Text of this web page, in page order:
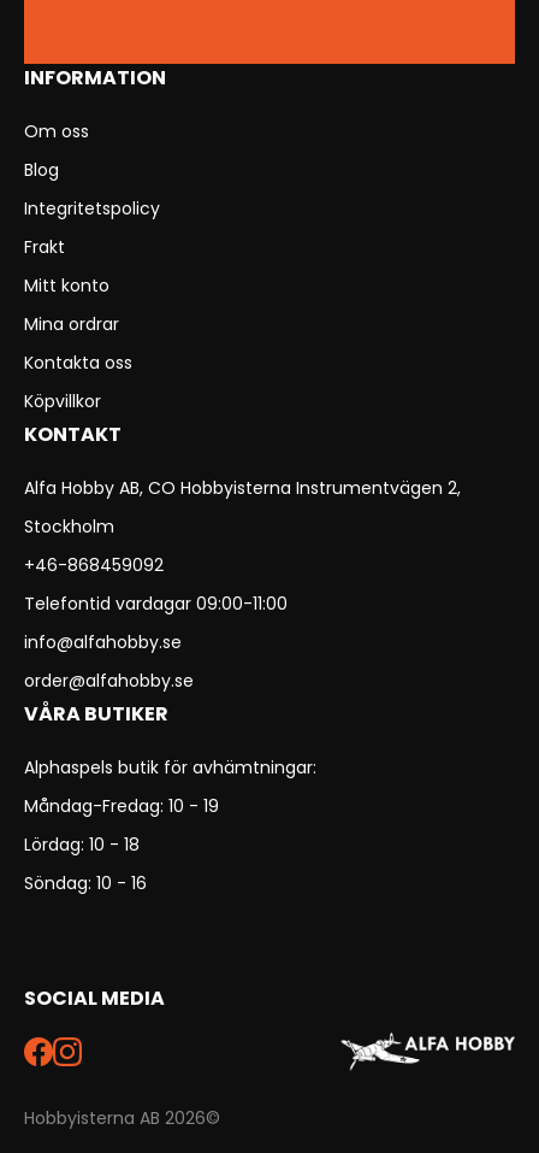
INFORMATION
Om oss
Blog
Integritetspolicy
Frakt
Mitt konto
Mina ordrar
Kontakta oss
Köpvillkor
KONTAKT
Alfa Hobby AB, CO Hobbyisterna Instrumentvägen 2,
Stockholm
+46-868459092
Telefontid vardagar 09:00-11:00
info@alfahobby.se
order@alfahobby.se
VÅRA BUTIKER
Alphaspels butik för avhämtningar:
Måndag-Fredag: 10 - 19
Lördag: 10 - 18
Söndag: 10 - 16
SOCIAL MEDIA
Hobbyisterna AB 2026©